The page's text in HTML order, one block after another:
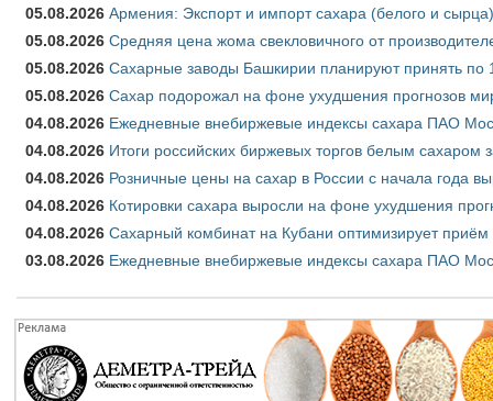
05.08.2026 Армения: Экспорт и импорт сахара (белого и
05.08.2026 Средняя цена жома свекловичного от
05.08.2026 Сахарные заводы Башкирии планируют принять по
05.08.2026 Сахар подорожал на фоне ухудшения прогнозов
04.08.2026 Ежедневные внебиржевые индексы сахара ПАО
04.08.2026 Итоги российских биржевых торгов белым сахаром
04.08.2026 Розничные цены на сахар в России с начала года
04.08.2026 Котировки сахара выросли на фоне ухудшения
04.08.2026 Сахарный комбинат на Кубани оптимизирует приём
03.08.2026 Ежедневные внебиржевые индексы сахара ПАО